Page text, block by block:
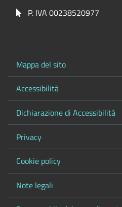
P. IVA 00238520977
Mappa del sito
Accessibilità
Dichiarazione di Accessibilità
Privacy
Cookie policy
Note legali